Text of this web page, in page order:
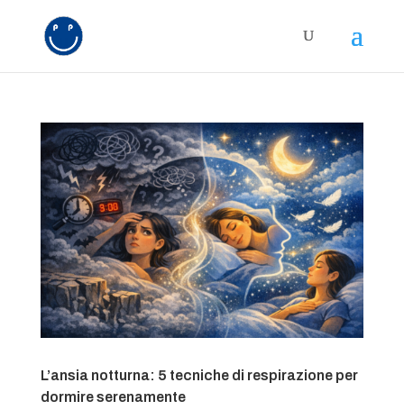
L’ansia notturna: 5 tecniche di respirazione per
dormire serenamente